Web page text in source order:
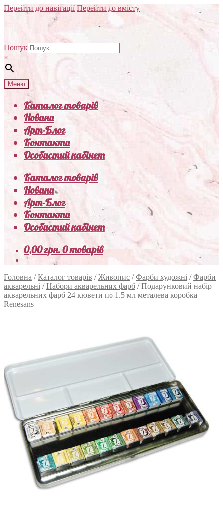
Перейти до навігації Перейти до вмісту
Пошук
×
Меню
Каталог товарів
Новини
Арт-Блог
Контакти
Особистий кабінет
Каталог товарів
Новини
Арт-Блог
Контакти
Особистий кабінет
0,00грн.0 товарів
Головна /Каталог товарів /Живопис /Фарби художні /Фарби
акварельні /Набори акварельних фарб /Подарунковий набір
акварельних фарб 24 кювети по 1.5 мл металева коробка
Renesans